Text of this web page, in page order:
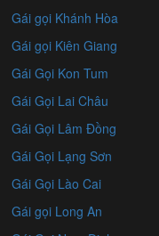
Gái gọi Khánh Hòa
Gái gọi Kiên Giang
Gái Gọi Kon Tum
Gái Gọi Lai Châu
Gái Gọi Lâm Đồng
Gái Gọi Lạng Sơn
Gái Gọi Lào Cai
Gái gọi Long An